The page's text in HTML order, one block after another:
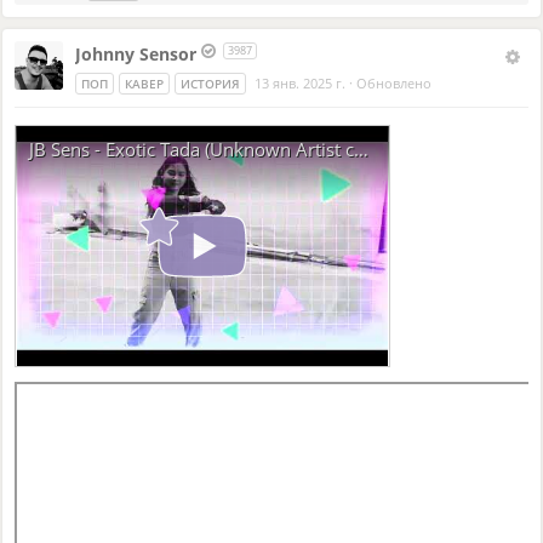
Fasián lo torn dau boisson folhat.
Ai vist lo lop, lo rainard, la lèbre
Ai vist lo lop, lo rainard dançar
Ai vist lo lop, lo rainard, la lèbre
Ai vist lo lop, lo rainard dançar
Totei tres fasián lo torn de l’aubre
Ai vist lo lop, lo rainard, lo lop
Totei tres fasián lo torn de l’aubre
Fasián lo torn dau boisson folhat.
Johnny Sensor 3987
ПОП КАВЕР ИСТОРИЯ 13 янв. 2025 г. · Обновлено
JB Sens - Exotic Tada (Unknown Artist cover)